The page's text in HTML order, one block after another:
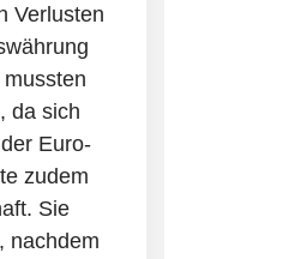
Verlusten
da sich
Euro-
zudem
Sie
nachdem